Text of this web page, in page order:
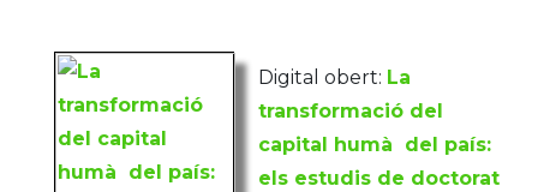
Digital obert: La
transformació del
capital humà del paí­s:
els estudis de doctorat